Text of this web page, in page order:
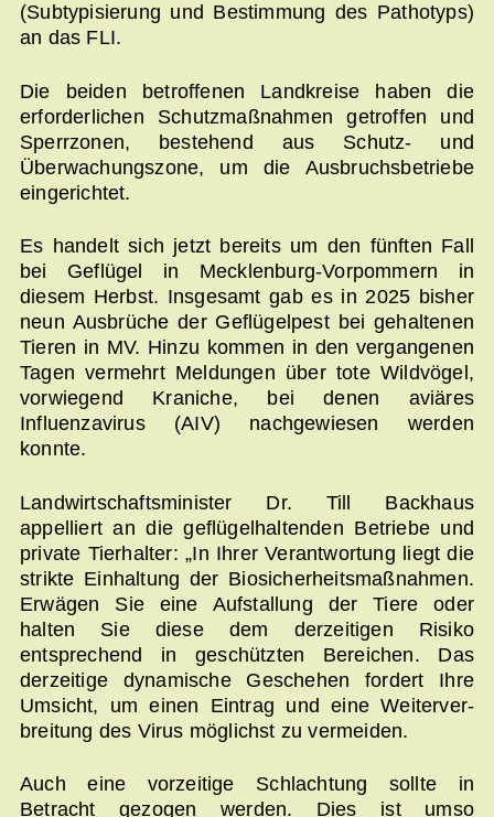
(Subtypisierung und Bestimmung des Pathotyps)
an das FLI.
Die beiden betroffenen Landkreise haben die
erforderlichen Schutzmaßnahmen getroffen und
Sperrzonen, bestehend aus Schutz- und
Überwachungszone, um die Ausbruchsbetriebe
eingerichtet.
Es handelt sich jetzt bereits um den fünften Fall
bei Geflügel in Mecklenburg-Vorpommern in
diesem Herbst. Insgesamt gab es in 2025 bisher
neun Ausbrüche der Geflügelpest bei gehaltenen
Tieren in MV. Hinzu kommen in den vergangenen
Tagen vermehrt Meldungen über tote Wildvögel,
vorwiegend Kraniche, bei denen aviäres
Influenzavirus (AIV) nachgewiesen werden
konnte.
Landwirtschaftsminister Dr. Till Backhaus
appelliert an die geflügelhaltenden Betriebe und
private Tierhalter: „In Ihrer Verantwortung liegt die
strikte Einhaltung der Biosicherheitsmaßnahmen.
Erwägen Sie eine Aufstallung der Tiere oder
halten Sie diese dem derzeitigen Risiko
entsprechend in geschützten Bereichen. Das
derzeitige dynamische Geschehen fordert Ihre
Umsicht, um einen Eintrag und eine Weiterver­
breitung des Virus möglichst zu vermeiden.
Auch eine vorzeitige Schlachtung sollte in
Betracht gezogen werden. Dies ist umso